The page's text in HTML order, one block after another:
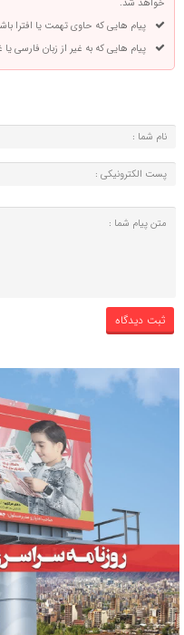
خواهد شد.
پیام هایی که حاوی تهمت یا افترا
پیام هایی که به غیر از زبان فارسی